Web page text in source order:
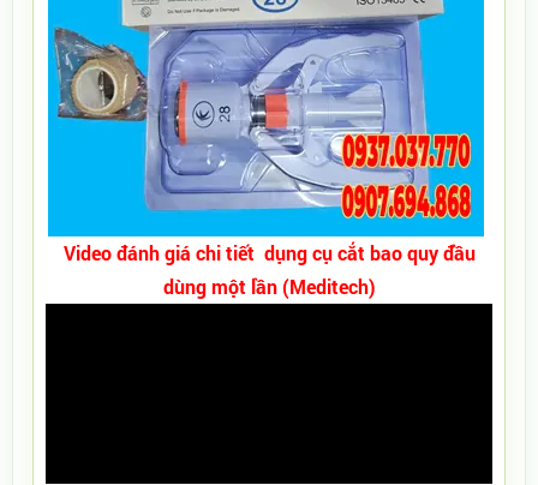
Video đánh giá chi tiết dụng cụ cắt bao quy đầu
dùng một lần (Meditech)